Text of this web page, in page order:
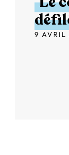
9 AVRIL